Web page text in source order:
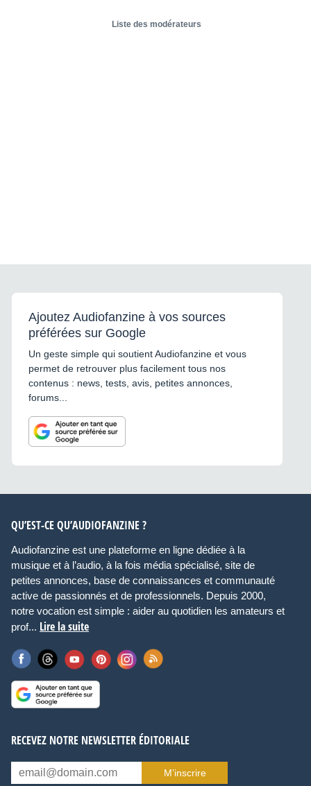
Liste des modérateurs
Ajoutez Audiofanzine à vos sources
préférées sur Google
Un geste simple qui soutient Audiofanzine et vous
permet de retrouver plus facilement tous nos
contenus : news, tests, avis, petites annonces,
forums...
QU’EST-CE QU’AUDIOFANZINE ?
Audiofanzine est une plateforme en ligne dédiée à la
musique et à l’audio, à la fois média spécialisé, site de
petites annonces, base de connaissances et communauté
active de passionnés et de professionnels. Depuis 2000,
notre vocation est simple : aider au quotidien les amateurs et
prof... Lire la suite
RECEVEZ NOTRE NEWSLETTER ÉDITORIALE
M’inscrire